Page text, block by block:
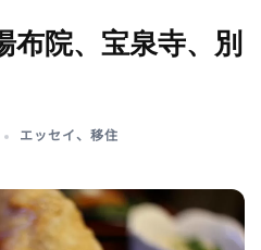
布院、宝泉寺、別
エッセイ、 移住